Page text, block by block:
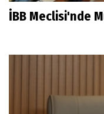
İBB Meclisi'nde